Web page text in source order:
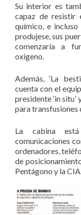
Su interior es
capaz de resistir
químico, e incluso
produjese, sus
comenzaría a
oxigeno.
Además, ‘La
cuenta con el
presidente ‘in
para transfusiones
La cabina
comunicaciones
ordenadores,
de
Pentágono y la